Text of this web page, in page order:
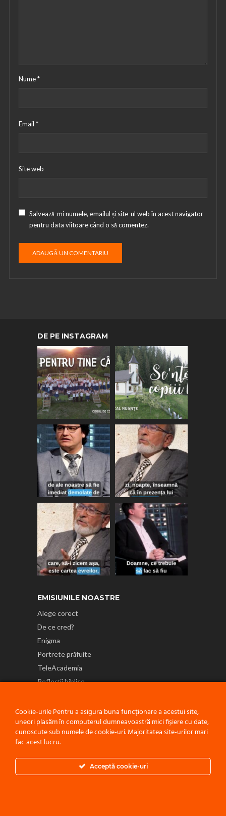
Nume*
Email *
Site web
Salvează-mi numele, emailul și site-ul web în acest navigator
pentru data viitoare când o să comentez.
DE PE INSTAGRAM
EMISIUNILE NOASTRE
Alege corect
De ce cred?
Enigma
Portrete prăfuite
TeleAcademia
Reflecții biblice
Politică de confidențialitate
Cookie-urile Pentru a asigura buna funcționare a acestui site,
uneori plasăm în computerul dumneavoastră mici fișiere cu date,
cunoscute sub numele de cookie-uri. Majoritatea site-urilor mari
fac acest lucru.
Acceptă cookie-uri